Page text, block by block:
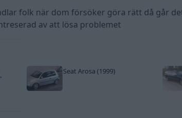
tror.
som används, och, om bilen körs märkligt långt
folk när dom försöker göra rätt då går
av att lösa problemet
Seat Arosa (1999)